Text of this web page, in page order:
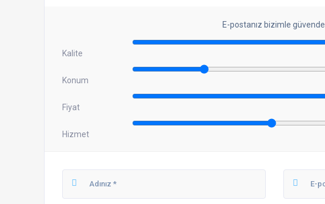
E-postanız bizimle güvende.
Kalite
Konum
Fiyat
Hizmet